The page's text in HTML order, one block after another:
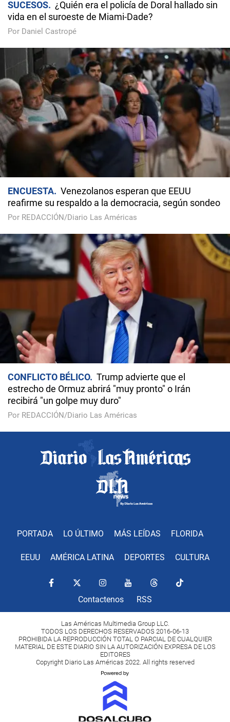
SUCESOS
¿Quién era el policía de Doral hallado sin
vida en el suroeste de Miami-Dade?
Por Daniel Castropé
ENCUESTA
Venezolanos esperan que EEUU
reafirme su respaldo a la democracia, según sondeo
Por REDACCIÓN/Diario Las Américas
CONFLICTO BÉLICO
Trump advierte que el
estrecho de Ormuz abrirá "muy pronto" o Irán
recibirá "un golpe muy duro"
Por REDACCIÓN/Diario Las Américas
PORTADA LO ÚLTIMO MÁS LEÍDAS FLORIDA
EEUU AMÉRICA LATINA DEPORTES CULTURA
Contactenos RSS
Las Américas Multimedia Group LLC.
TODOS LOS DERECHOS RESERVADOS 2016-06-13
PROHIBIDA LA REPRODUCCIÓN TOTAL O PARCIAL DE CUALQUIER
MATERIAL DE ESTE DIARIO SIN LA AUTORIZACIÓN EXPRESA DE LOS
EDITORES
Copyright Diario Las Américas 2022. All rights reserved